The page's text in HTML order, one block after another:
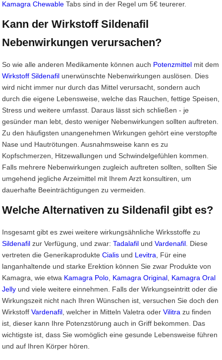
Kamagra Chewable Tabs sind in der Regel um 5€ teurerer.
Kann der Wirkstoff Sildenafil
Nebenwirkungen verursachen?
So wie alle anderen Medikamente können auch Potenzmittel mit dem
Wirkstoff Sildenafil unerwünschte Nebenwirkungen auslösen. Dies
wird nicht immer nur durch das Mittel verursacht, sondern auch
durch die eigene Lebensweise, welche das Rauchen, fettige Speisen,
Stress und weitere umfasst. Daraus lässt sich schließen - je
gesünder man lebt, desto weniger Nebenwirkungen sollten auftreten.
Zu den häufigsten unangenehmen Wirkungen gehört eine verstopfte
Nase und Hautrötungen. Ausnahmsweise kann es zu
Kopfschmerzen, Hitzewallungen und Schwindelgefühlen kommen.
Falls mehrere Nebenwirkungen zugleich auftreten sollten, sollten Sie
umgehend jegliche Arzeimittel mit Ihrem Arzt konsultiren, um
dauerhafte Beeinträchtigungen zu vermeiden.
Welche Alternativen zu Sildenafil gibt es?
Insgesamt gibt es zwei weitere wirkungsähnliche Wirksstoffe zu
Sildenafil zur Verfügung, und zwar:Tadalafil undVardenafil . Diese
vertreten die GenerikaprodukteCialis und Levitra , Für eine
langanhaltende und starke Erektion können Sie zwar Produkte von
Kamagra, wie etwa Kamagra Polo Kamagra Original Kamagra Oral
Jelly und viele weitere einnehmen. Falls der Wirkungseintritt oder die
Wirkungszeit nicht nach Ihren Wünschen ist, versuchen Sie doch den
Wirkstoff Vardenafil , welcher in Mitteln Valetra oder Vilitra zu finden
ist, dieser kann Ihre Potenzstörung auch in Griff bekommen. Das
wichtigste ist, dass Sie womöglich eine gesunde Lebensweise führen
und auf Ihren Körper hören.